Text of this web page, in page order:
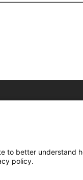
to better understand
policy.